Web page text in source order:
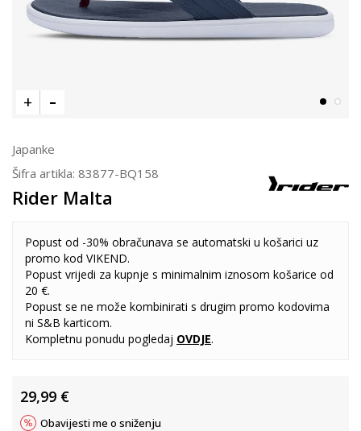
Japanke
Šifra artikla: 83877-BQ158
Rider Malta
Popust od -30% obračunava se automatski u košarici uz
promo kod VIKEND.
Popust vrijedi za kupnje s minimalnim iznosom košarice od
20 €.
Popust se ne može kombinirati s drugim promo kodovima
ni S&B karticom.
Kompletnu ponudu pogledaj OVDJE.
29,99 €
Obavijesti me o sniženju